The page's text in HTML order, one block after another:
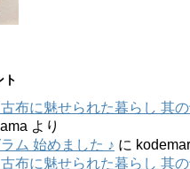
ト
布に魅せられた暮らし 其の
より
ム 始めました ♪ に
布に魅せられた暮らし 其の